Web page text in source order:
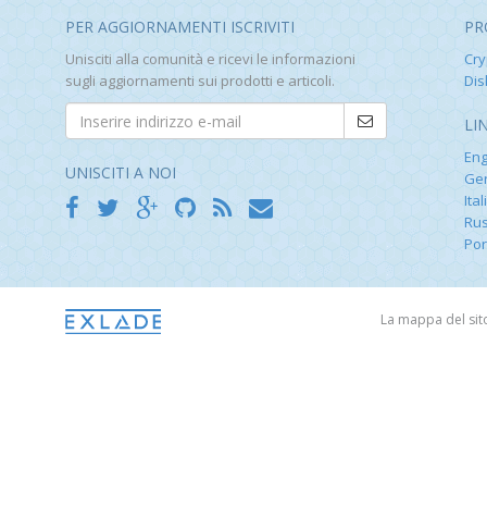
PER AGGIORNAMENTI ISCRIVITI
Unisciti alla comunità e ricevi le informazioni
sugli aggiornamenti sui prodotti e articoli.
UNISCITI A NOI
La mappa del